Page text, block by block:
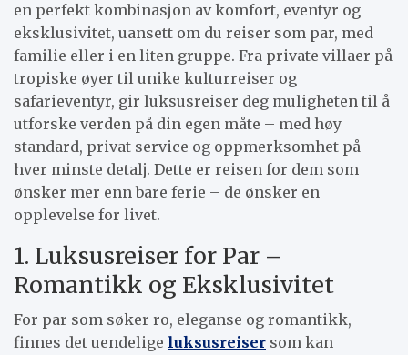
en perfekt kombinasjon av komfort, eventyr og
eksklusivitet, uansett om du reiser som par, med
familie eller i en liten gruppe. Fra private villaer på
tropiske øyer til unike kulturreiser og
safarieventyr, gir luksusreiser deg muligheten til å
utforske verden på din egen måte – med høy
standard, privat service og oppmerksomhet på
hver minste detalj. Dette er reisen for dem som
ønsker mer enn bare ferie – de ønsker en
opplevelse for livet.
1. Luksusreiser for Par –
Romantikk og Eksklusivitet
For par som søker ro, eleganse og romantikk,
finnes det uendelige luksusreiser som kan